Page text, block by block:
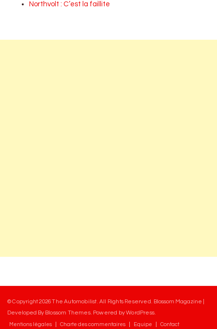
Northvolt : C’est la faillite
© Copyright 2026The Automobilist. All Rights Reserved. Blossom Magazine |
Developed By Blossom Themes. Powered byWordPress
Mentions légales Charte des commentaires Equipe Contact